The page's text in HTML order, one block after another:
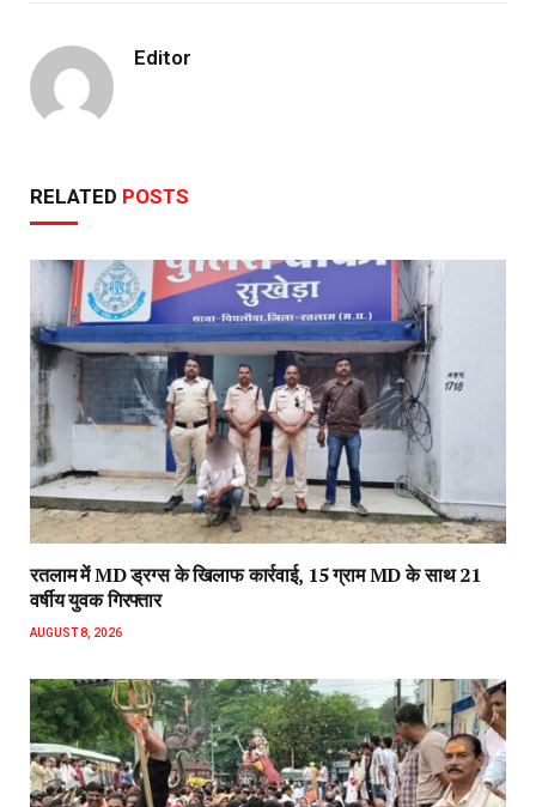
Editor
RELATED POSTS
रतलाम में MD ड्रग्स के खिलाफ कार्रवाई, 15 ग्राम MD के साथ 21
वर्षीय युवक गिरफ्तार
AUGUST 8, 2026